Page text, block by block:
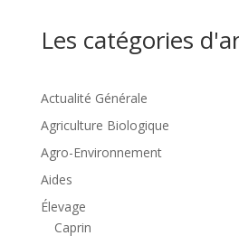
Les catégories
Actualité Générale
Agriculture Biologique
Agro-Environnement
Aides
Élevage
Caprin